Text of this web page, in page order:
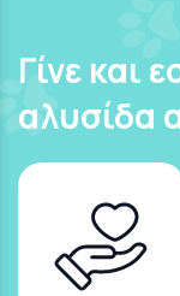
Γίνε και
αλυσίδα